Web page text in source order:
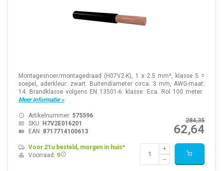
Montagesnoer/montagedraad (H07V2-K), 1 x 2.5 mm², klasse 5 =
soepel, aderkleur: zwart. Buitendiameter circa: 3 mm, AWG-maat:
14. Brandklasse volgens EN 13501-6: klasse: Eca. Rol 100 meter.
Meer informatie »
284,35
62,64
Artikelnummer: 575596
SKU: H7V2E016201
EAN: 8717714100613
Voor 21u besteld, morgen in huis*
Voorraad: 9